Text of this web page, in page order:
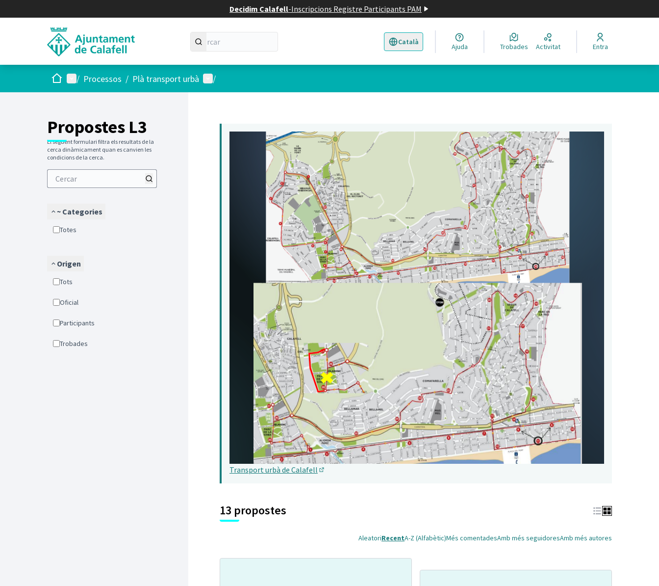
Decidim Calafell-Inscripcions Registre Participants PAM
Català
Triar la llengua Elegir el idioma
Ajuda Trobades Activitat Entra
Inici Menú principal
/ Processos / Plà transport urbà Menú d'usuari
/
Propostes L3
El següent formulari filtra els resultats de la
cerca dinàmicament quan es canvien les
condicions de la cerca.
~ Categories
Totes
Origen
Tots
Oficial
Participants
Trobades
Transport urbà de Calafell
13 propostes
AleatoriRecentA-Z (Alfabètic)Més comentadesAmb més seguidoresAmb més autores